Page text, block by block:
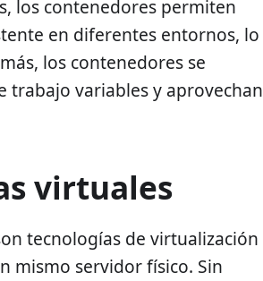
los contenedores permiten
en diferentes entornos, lo
los contenedores se
trabajo variables y aprovechan
virtuales
tecnologías de virtualización
mismo servidor físico. Sin